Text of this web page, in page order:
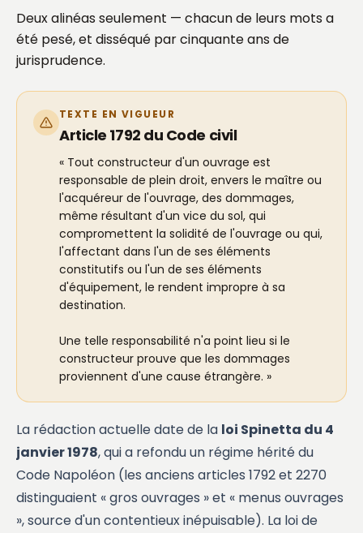
Deux alinéas seulement — chacun de leurs mots a
été pesé, et disséqué par cinquante ans de
jurisprudence.
TEXTE EN VIGUEUR
Article 1792 du Code civil
« Tout constructeur d'un ouvrage est
responsable de plein droit, envers le maître ou
l'acquéreur de l'ouvrage, des dommages,
même résultant d'un vice du sol, qui
compromettent la solidité de l'ouvrage ou qui,
l'affectant dans l'un de ses éléments
constitutifs ou l'un de ses éléments
d'équipement, le rendent impropre à sa
destination.
Une telle responsabilité n'a point lieu si le
constructeur prouve que les dommages
proviennent d'une cause étrangère. »
La rédaction actuelle date de la loi Spinetta du 4
janvier 1978, qui a refondu un régime hérité du
Code Napoléon (les anciens articles 1792 et 2270
distinguaient « gros ouvrages » et « menus ouvrages
», source d'un contentieux inépuisable). La loi de